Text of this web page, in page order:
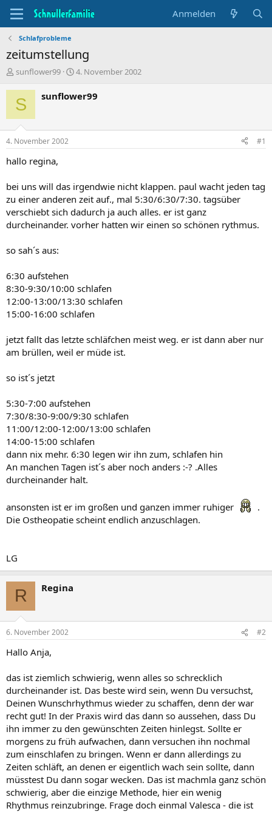
Anmelden
Schlafprobleme
zeitumstellung
T
e
m
n
s
t
a
e
sunflower99
B
g
a
4. November 2002
S sunflower99
4. November 2002 #1
hallo regina,
bei uns will das irgendwie nicht klappen. paul wacht jeden tag
zu einer anderen zeit auf., mal 5:30/6:30/7:30. tagsüber
verschiebt sich dadurch ja auch alles. er ist ganz
durcheinander. vorher hatten wir einen so schönen rythmus.
so sah´s aus:
6:30 aufstehen
8:30-9:30/10:00 schlafen
12:00-13:00/13:30 schlafen
15:00-16:00 schlafen
jetzt fallt das letzte schläfchen meist weg. er ist dann aber nur
am brüllen, weil er müde ist.
so ist´s jetzt
5:30-7:00 aufstehen
7:30/8:30-9:00/9:30 schlafen
11:00/12:00-12:00/13:00 schlafen
14:00-15:00 schlafen
dann nix mehr. 6:30 legen wir ihn zum, schlafen hin
An manchen Tagen ist´s aber noch anders :-? .Alles
durcheinander halt.
ansonsten ist er im großen und ganzen immer ruhiger
.
Die Ostheopatie scheint endlich anzuschlagen.
LG
R Regina
6. November 2002 #2
Hallo Anja,
das ist ziemlich schwierig, wenn alles so schrecklich
durcheinander ist. Das beste wird sein, wenn Du versuchst,
Deinen Wunschrhythmus wieder zu schaffen, denn der war
recht gut! In der Praxis wird das dann so aussehen, dass Du
ihn immer zu den gewünschten Zeiten hinlegst. Sollte er
morgens zu früh aufwachen, dann versuchen ihn nochmal
zum einschlafen zu bringen. Wenn er dann allerdings zu
Zeiten schläft, an denen er eigentlich wach sein sollte, dann
müsstest Du dann sogar wecken. Das ist machmla ganz schön
schwierig, aber die einzige Methode, hier ein wenig
Rhythmus reinzubringe. Frage doch einmal Valesca - die ist